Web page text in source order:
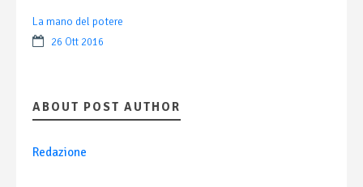
La mano del potere
26 Ott 2016
ABOUT POST AUTHOR
Redazione